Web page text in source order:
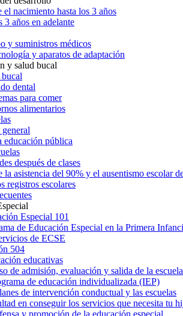
el nacimiento hasta los 3 años
3 años en adelante
y suministros médicos
y aparatos de adaptación
y salud bucal
dental
para comer
alimentarios
educación pública
después de clases
la asistencia del 90% y el ausentismo escolar
registros escolares
Especial 101
de Educación Especial en la Primera
de ECSE
504
educativas
de admisión, evaluación y salida de la
de educación individualizada (IEP)
de intervención conductual y las escuelas
en conseguir los servicios que necesita tu
y promoción de la educación especial